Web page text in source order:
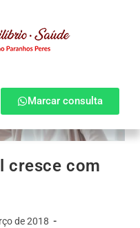
Marcar consulta
cresce com
de 2018